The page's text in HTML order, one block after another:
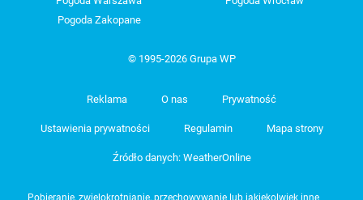
Pogoda Zakopane
© 1995-2026 Grupa WP
Reklama O nas Prywatność
Ustawienia prywatności Regulamin Mapa strony
Źródło danych: WeatherOnline
Pobieranie, zwielokrotnianie, przechowywanie lub jakiekolwiek inne